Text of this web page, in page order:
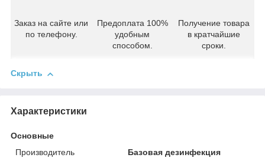
Заказ на сайте или
по телефону.
Предоплата 100%
удобным
способом.
Получение товара
в кратчайшие
сроки.
Скрыть
Характеристики
Основные
Производитель
Базовая дезинфекция